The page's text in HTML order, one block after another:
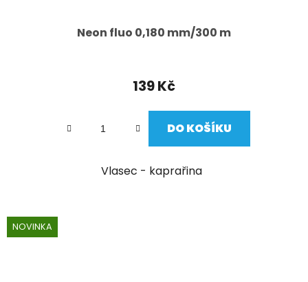
Neon fluo 0,180 mm/300 m
139 Kč
DO KOŠÍKU
Vlasec - kaprařina
NOVINKA